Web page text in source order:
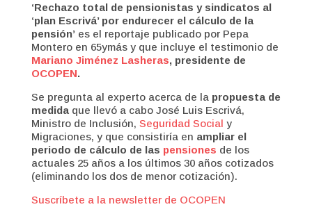
‘Rechazo total de pensionistas y sindicatos al
‘plan Escrivá’ por endurecer el cálculo de la
pensión’es el reportaje publicado por Pepa
Montero en 65ymás y que incluye el testimonio de
Mariano Jiménez Lasheras, presidente de
OCOPEN.
Se pregunta al experto acerca de la propuesta de
medidaque llevó a cabo José Luis Escrivá,
Ministro de Inclusión, Seguridad Social y
Migraciones, y que consistiría en ampliar el
periodo de cálculo de las pensiones de los
actuales 25 años a los últimos 30 años cotizados
(eliminando los dos de menor cotización).
Suscríbete a la newsletter de OCOPEN